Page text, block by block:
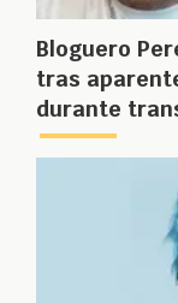
Bloguero
tras
durante